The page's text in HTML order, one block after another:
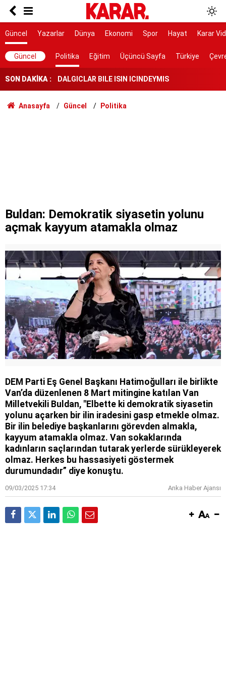
Güncel Yazarlar Dünya Ekonomi Spor Hayat Karar
Güncel Politika Eğitim Üçüncü Sayfa Türkiye
SON DAKİKA :
Poyraz lezzetine lezzet katıyor!
Herkes Çeşme'ye akın ederken onlar burayı
keşfetti: İzmir'de 'Böyle bir yer hâlâ var mı?'
DALGICLAR BILE ISIN ICINDEYMIS
AK Parti ile fark 4 puanı aştı
buruk
mont arıyor
Anasayfa Güncel Politika
Buldan: Demokratik siyasetin yolunu
açmak kayyum atamakla olmaz
DEM Parti Eş Genel Başkanı Hatimoğulları ile birlikte
Van’da düzenlenen 8 Mart mitingine katılan Van
Milletvekili Buldan, "Elbette ki demokratik siyasetin
yolunu açarken bir ilin iradesini gasp etmekle olmaz.
Bir ilin belediye başkanlarını görevden almakla,
kayyum atamakla olmaz. Van sokaklarında
kadınların saçlarından tutarak yerlerde sürükleyerek
olmaz. Herkes bu hassasiyeti göstermek
durumundadır” diye konuştu.
09/03/2025 17:34 Anka Haber Ajansı